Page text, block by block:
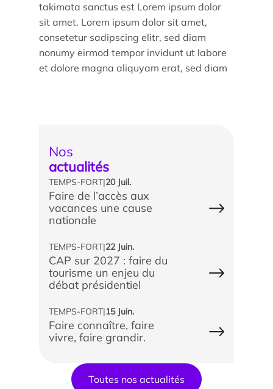
takimata sanctus est Lorem ipsum dolor
sit amet. Lorem ipsum dolor sit amet,
consetetur sadipscing elitr, sed diam
nonumy eirmod tempor invidunt ut labore
et dolore magna aliquyam erat, sed diam
Nos
actualités
TEMPS-FORT|20 Juil.
Faire de l’accès aux
vacances une cause
nationale
TEMPS-FORT|22 Juin.
CAP sur 2027 : faire du
tourisme un enjeu du
débat présidentiel
TEMPS-FORT|15 Juin.
Faire connaître, faire
vivre, faire grandir.
Toutes nos actualités